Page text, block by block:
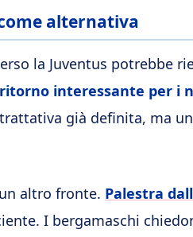
alternativa
la Juventus potrebbe
interessante per i
già definita, ma
altro fronte. Palestra
I bergamaschi